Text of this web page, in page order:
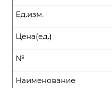
Ед.изм.
Цена(ед.)
№
Наименование